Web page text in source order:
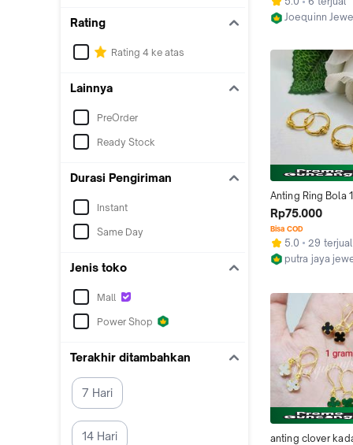
Rating
Rating 4 ke atas
Lainnya
PreOrder
Ready Stock
Durasi Pengiriman
Instant
Same Day
Jenis toko
Mall
Power Shop
Terakhir ditambahkan
7 Hari
14 Hari
Joequinn
Anting Ring Bola
Setengah Gram
Rp75.000
Bisa COD
5.0
29 terjual
putra jaya
anting clover